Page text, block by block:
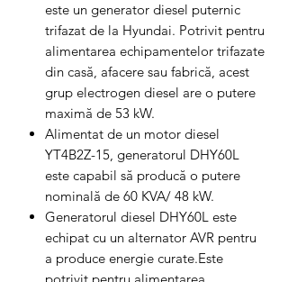
este un generator diesel puternic
trifazat de la Hyundai. Potrivit pentru
alimentarea echipamentelor trifazate
din casă, afacere sau fabrică, acest
grup electrogen diesel are o putere
maximă de 53 kW.
Alimentat de un motor diesel
YT4B2Z-15, generatorul DHY60L
este capabil să producă o putere
nominală de 60 KVA/ 48 kW.
Generatorul diesel DHY60L este
echipat cu un alternator AVR pentru
a produce energie curate.Este